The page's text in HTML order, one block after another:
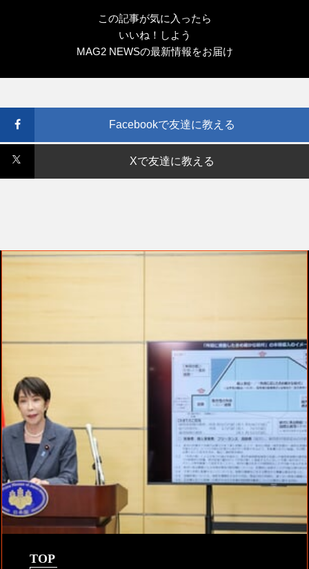
この記事が気に入ったら
いいね！しよう
MAG2 NEWSの最新情報をお届け
Facebookで友達に教える
Xで友達に教える
TOP